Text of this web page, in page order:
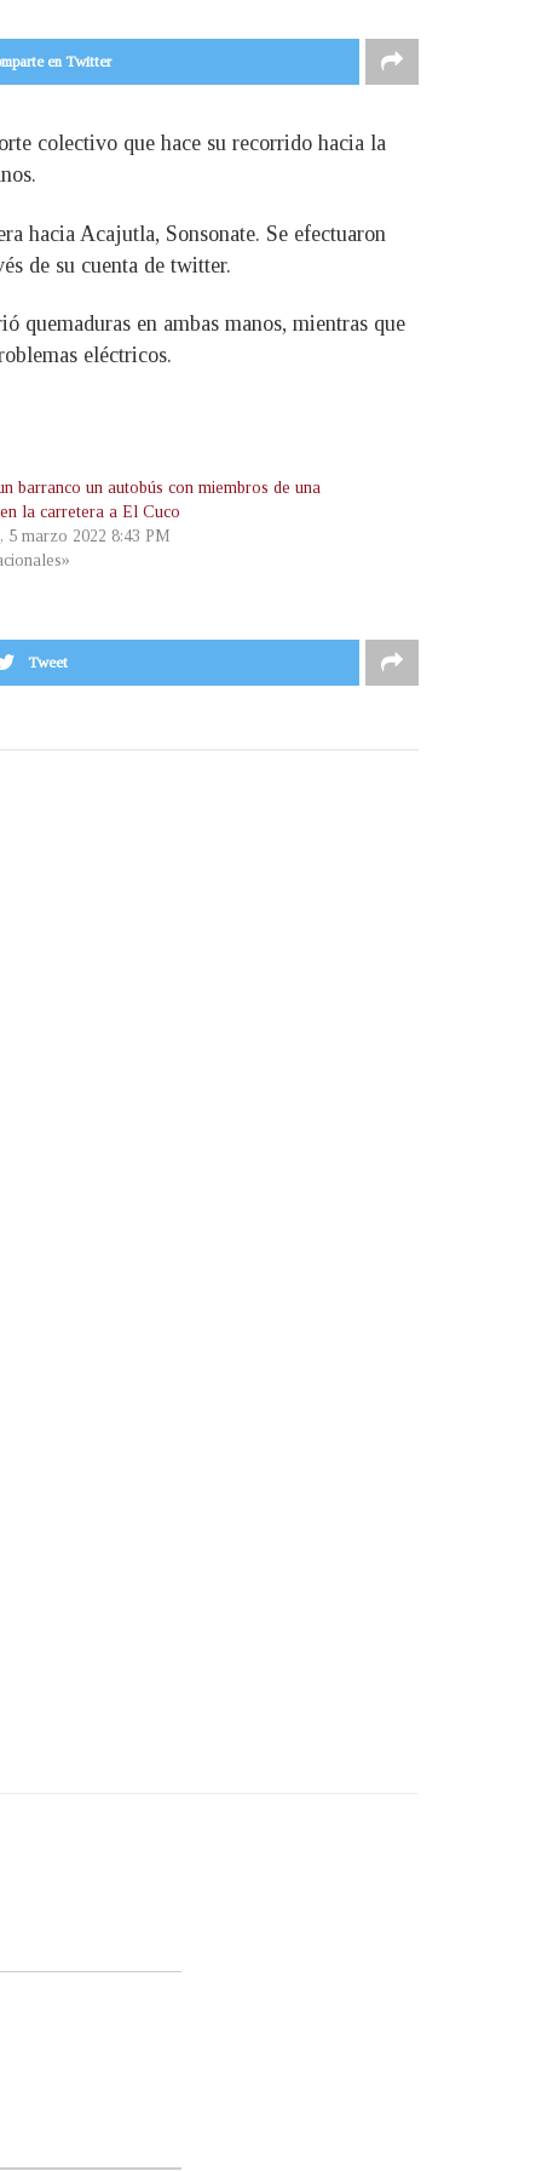
en Twitter
colectivo que hace su recorrido hacia la
hacia Acajutla, Sonsonate. Se efectuaron
de su cuenta de twitter.
quemaduras en ambas manos, mientras que
eléctricos.
barranco un autobús con miembros de una
la carretera a El Cuco
5 marzo 2022 8:43 PM
Tweet